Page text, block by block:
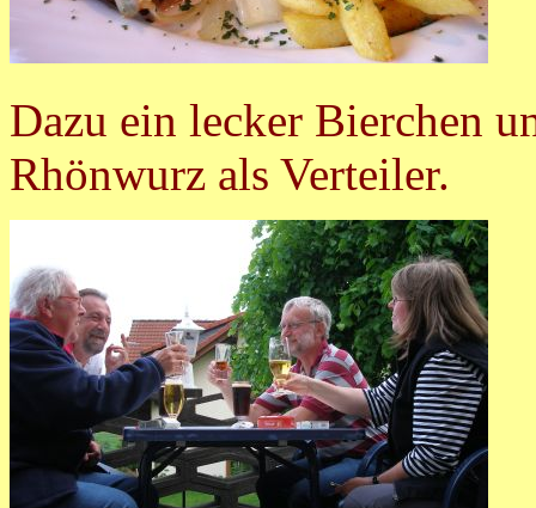
Dazu ein lecker Bierchen
Rhönwurz als Verteiler.